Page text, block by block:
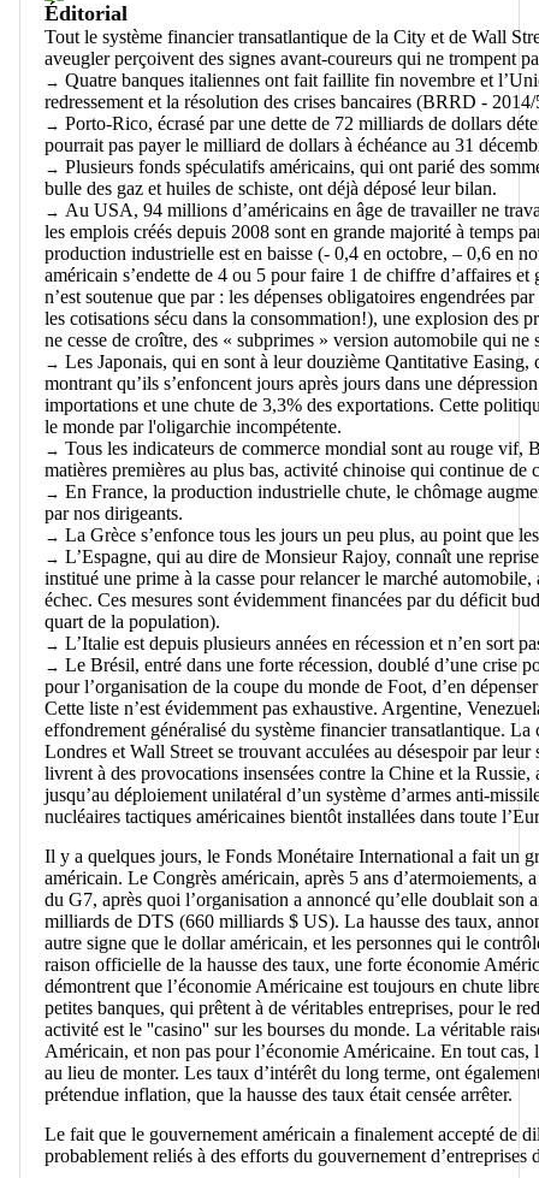
Éditorial
Tout le système financier transatlantique de la City et de Wall
aveugler perçoivent des signes avant-coureurs qui ne trompent
→ Quatre banques italiennes ont fait faillite fin novembre et
redressement et la résolution des crises bancaires (BRRD -
→ Porto-Rico, écrasé par une dette de 72 milliards de dollars
pourrait pas payer le milliard de dollars à échéance au 31
→ Plusieurs fonds spéculatifs américains, qui ont parié des
bulle des gaz et huiles de schiste, ont déjà déposé leur bilan.
→ Au USA, 94 millions d’américains en âge de travailler ne
les emplois créés depuis 2008 sont en grande majorité à temps
production industrielle est en baisse (- 0,4 en octobre, – 0,6 en
américain s’endette de 4 ou 5 pour faire 1 de chiffre d’affaires
n’est soutenue que par : les dépenses obligatoires engendrées
les cotisations sécu dans la consommation!), une explosion des
ne cesse de croître, des « subprimes » version automobile qui
→ Les Japonais, qui en sont à leur douzième Qantitative
montrant qu’ils s’enfoncent jours après jours dans une
importations et une chute de 3,3% des exportations. Cette
le monde par l'oligarchie incompétente.
→ Tous les indicateurs de commerce mondial sont au rouge
matières premières au plus bas, activité chinoise qui continue de
→ En France, la production industrielle chute, le chômage
par nos dirigeants.
→ La Grèce s’enfonce tous les jours un peu plus, au point que
→ L’Espagne, qui au dire de Monsieur Rajoy, connaît une
institué une prime à la casse pour relancer le marché
échec. Ces mesures sont évidemment financées par du déficit
quart de la population).
→ L’Italie est depuis plusieurs années en récession et n’en sort
→ Le Brésil, entré dans une forte récession, doublé d’une crise
pour l’organisation de la coupe du monde de Foot, d’en
Cette liste n’est évidemment pas exhaustive. Argentine,
effondrement généralisé du système financier transatlantique.
Londres et Wall Street se trouvant acculées au désespoir par
livrent à des provocations insensées contre la Chine et la
jusqu’au déploiement unilatéral d’un système d’armes anti-
nucléaires tactiques américaines bientôt installées dans toute
Il y a quelques jours, le Fonds Monétaire International a fait un
américain. Le Congrès américain, après 5 ans
du G7, après quoi l’organisation a annoncé qu’elle doublait
milliards de DTS (660 milliards $ US). La hausse des taux,
autre signe que le dollar américain, et les personnes qui le
raison officielle de la hausse des taux, une forte économie
démontrent que l’économie Américaine est toujours en chute
petites banques, qui prêtent à de véritables entreprises, pour le
activité est le ''casino'' sur les bourses du monde. La véritable
Américain, et non pas pour l’économie Américaine. En tout
au lieu de monter. Les taux d’intérêt du long terme, ont
prétendue inflation, que la hausse des taux était censée arrêter.
Le fait que le gouvernement américain a finalement accepté de
probablement reliés à des efforts du gouvernement